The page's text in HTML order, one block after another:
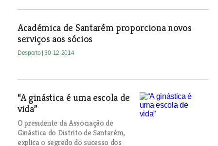
Académica de Santarém proporciona novos
serviços aos sócios
Desporto | 30-12-2014
“A ginástica é uma escola de
vida”
O presidente da Associação de
Ginástica do Distrito de Santarém,
explica o segredo do sucesso dos